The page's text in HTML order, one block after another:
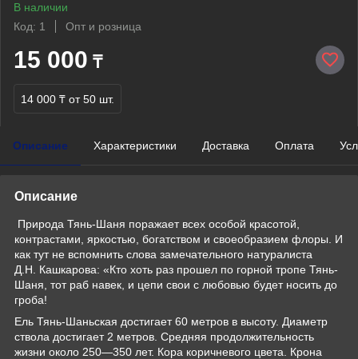
В наличии
Код: 1
Опт и розница
15 000 ₸
14 000 ₸ от 50 шт.
Описание Характеристики Доставка Оплата
Описание
Природа Тянь-Шаня поражает всех особой красотой,
контрастами, яркостью, богатством и своеобразием флоры. И
как тут не вспомнить слова замечательного натуралиста
Д.Н. Кашкарова: «Кто хоть раз прошел по горной тропе Тянь-
Шаня, тот раб навек, и цепи свои с любовью будет носить до
гроба!
Ель Тянь-Шаньская достигает 60 метров в высоту. Диаметр
ствола достигает 2 метров. Средняя продолжительность
жизни около 250—350 лет. Кора коричневого цвета. Крона